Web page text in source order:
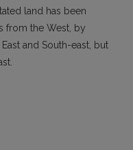
land has been
from the West, by
and South-east, but